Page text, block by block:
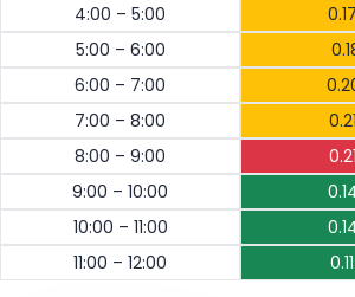
4:00 – 5:00
5:00 – 6:00
6:00 – 7:00
7:00 – 8:00
8:00 – 9:00
9:00 – 10:00
10:00 – 11:00
11:00 – 12:00